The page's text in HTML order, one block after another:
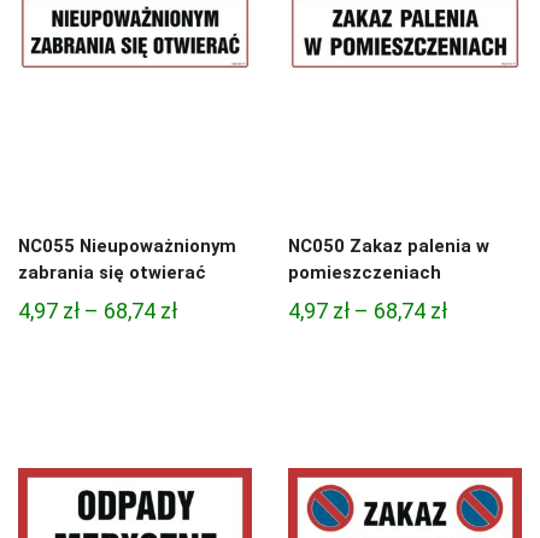
NC055 Nieupoważnionym
zabrania się otwierać
4,97 zł – 68,74 złZakres
68,74 zł
NC050 Zakaz palenia w
pomieszczeniach
4,97 zł – 68,74 złZakres
68,74 zł